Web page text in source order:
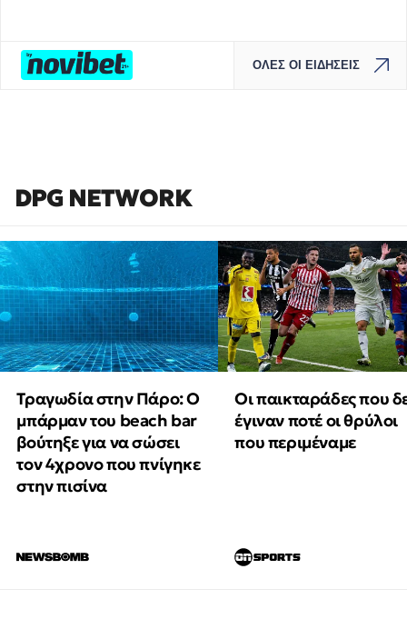
ΟΛΕΣ ΟΙ ΕΙΔΗΣΕΙΣ
DPG NETWORK
Τραγωδία στην Πάρο: Ο
μπάρμαν του beach bar
βούτηξε για να σώσει
τον 4χρονο που πνίγηκε
στην πισίνα
Οι παικταράδες που
έγιναν ποτέ οι θρύλοι
που περιμέναμε